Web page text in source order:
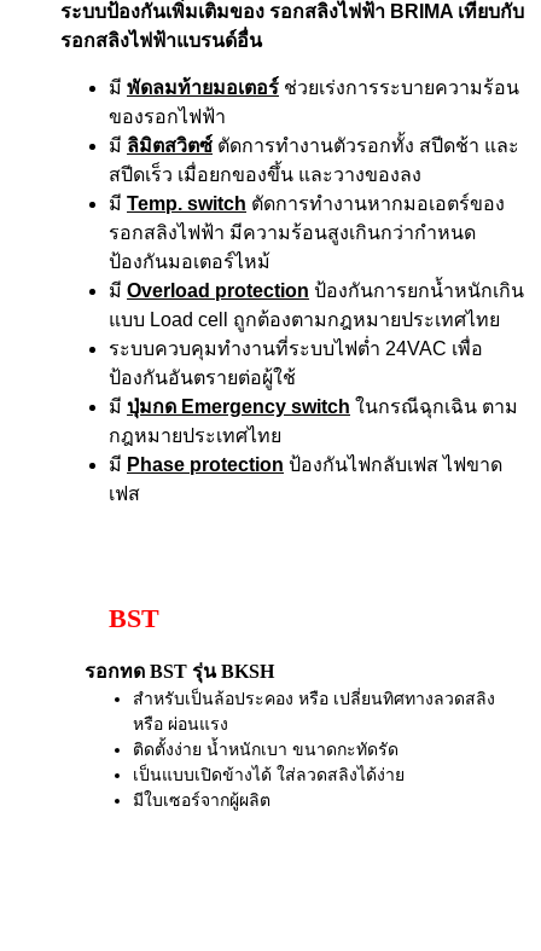
ระบบป้องกันเพิ่มเติมของ รอกสลิงไฟฟ้า BRIMA เทียบกับ
รอกสลิงไฟฟ้าแบรนด์อื่น
มี พัดลมท้ายมอเตอร์ ช่วยเร่งการระบายความร้อน
ของรอกไฟฟ้า
มี ลิมิตสวิตซ์ ตัดการทำงานตัวรอกทั้ง สปีดช้า และ
สปีดเร็ว เมื่อยกของขึ้น และวางของลง
มี Temp. switch ตัดการทำงานหากมอเอตร์ของ
รอกสลิงไฟฟ้า มีความร้อนสูงเกินกว่ากำหนด
ป้องกันมอเตอร์ไหม้
มี Overload protection ป้องกันการยกน้ำหนักเกิน
แบบ Load cell ถูกต้องตามกฎหมายประเทศไทย
ระบบควบคุมทำงานที่ระบบไฟต่ำ 24VAC เพื่อ
ป้องกันอันตรายต่อผู้ใช้
มี ปุ่มกด Emergency switch ในกรณีฉุกเฉิน ตาม
กฎหมายประเทศไทย
มี Phase protection ป้องกันไฟกลับเฟส ไฟขาด
เฟส
BST
รอกทด BST รุ่น BKSH
สำหรับเป็นล้อประคอง หรือ เปลี่ยนทิศทางลวดสลิง
หรือ ผ่อนแรง
ติดตั้งง่าย น้ำหนักเบา ขนาดกะทัดรัด
เป็นแบบเปิดข้างได้ ใส่ลวดสลิงได้ง่าย
มีใบเซอร์จากผู้ผลิต